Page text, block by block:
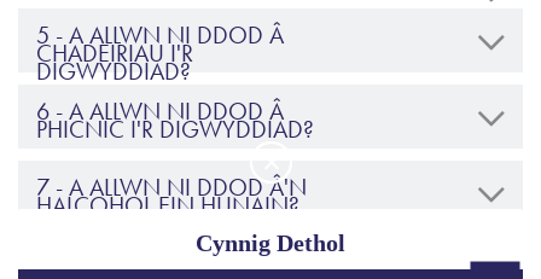
5 - A ALLWN NI DDOD Â
CHADEIRIAU I'R
DIGWYDDIAD?
6 - A ALLWN NI DDOD Â
PHICNIC I'R DIGWYDDIAD?
7 - A ALLWN NI DDOD Â'N
HALCOHOL EIN HUNAIN?
8 - PRYD ALLWN NI GAEL
Cynnig Dethol